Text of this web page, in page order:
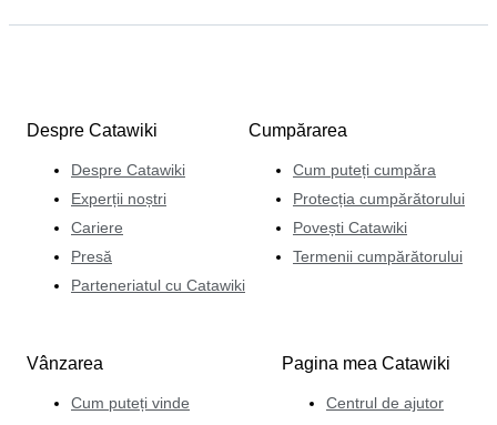
Despre Catawiki
Despre Catawiki
Experții noștri
Cariere
Presă
Parteneriatul cu Catawiki
Cumpărarea
Cum puteți cumpăra
Protecția cumpărătorului
Povești Catawiki
Termenii cumpărătorului
Vânzarea
Cum puteți vinde
Pagina mea Catawiki
Centrul de ajutor